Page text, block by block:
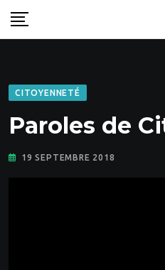
Skip
to
CITOYENNETÉ
Paroles de
19 SEPTEMBRE 2018